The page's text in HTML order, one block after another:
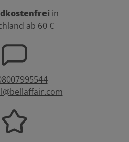
in
ab 60 €